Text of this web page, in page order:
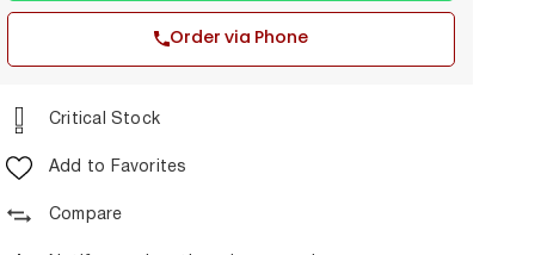
Order via Phone
Critical Stock
Add to Favorites
Compare